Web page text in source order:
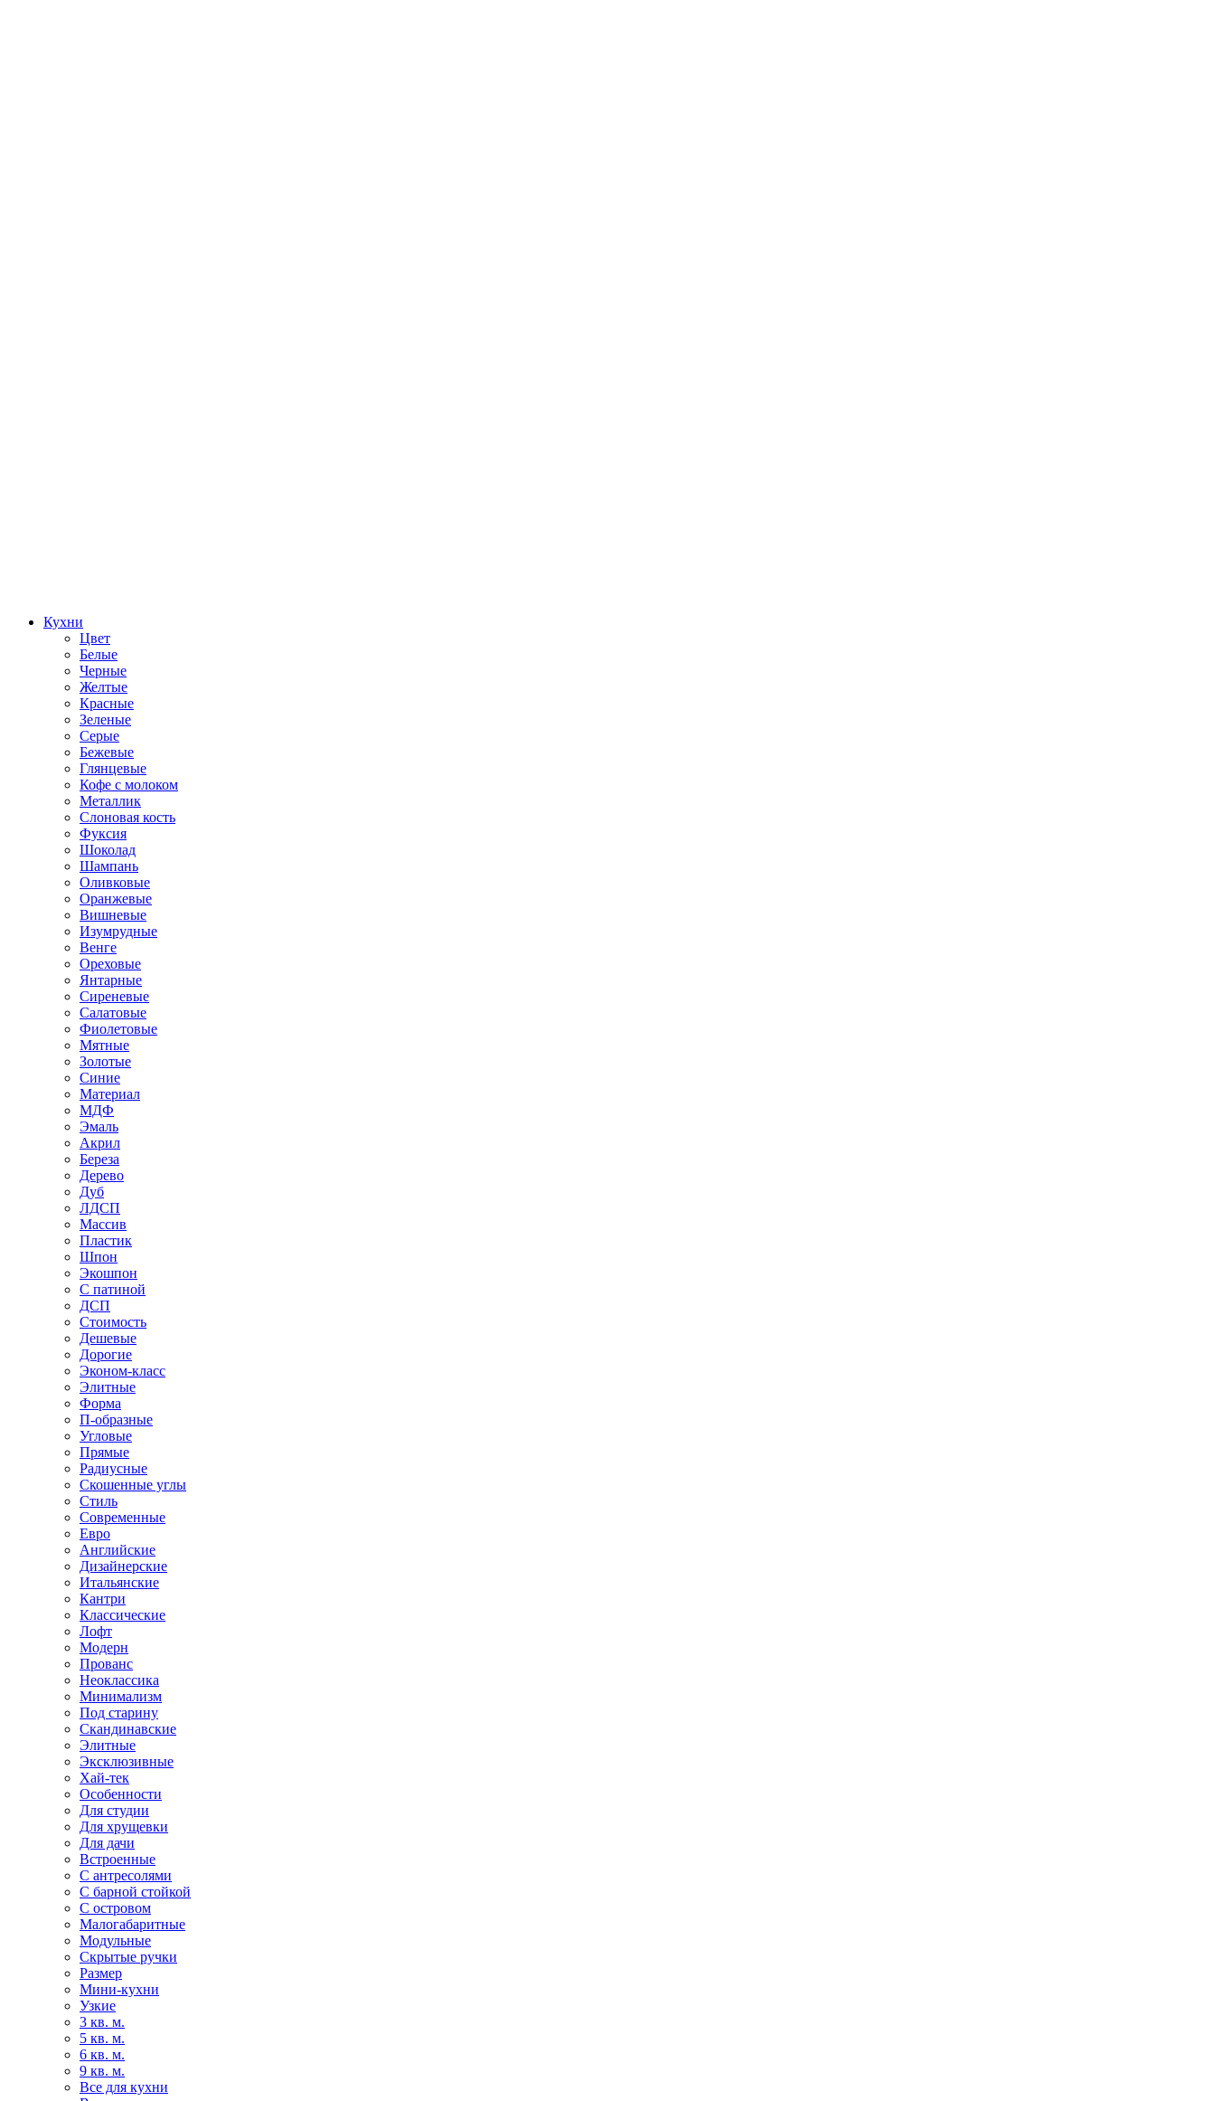
Кухни
Цвет
Белые
Черные
Желтые
Красные
Зеленые
Серые
Бежевые
Глянцевые
Кофе с молоком
Металлик
Слоновая кость
Фуксия
Шоколад
Шампань
Оливковые
Оранжевые
Вишневые
Изумрудные
Венге
Ореховые
Янтарные
Сиреневые
Салатовые
Фиолетовые
Мятные
Золотые
Синие
Материал
МДФ
Эмаль
Акрил
Береза
Дерево
Дуб
ЛДСП
Массив
Пластик
Шпон
Экошпон
С патиной
ДСП
Стоимость
Дешевые
Дорогие
Эконом-класс
Элитные
Форма
П-образные
Угловые
Прямые
Радиусные
Скошенные углы
Стиль
Современные
Евро
Английские
Дизайнерские
Итальянские
Кантри
Классические
Лофт
Модерн
Прованс
Неоклассика
Минимализм
Под старину
Скандинавские
Элитные
Эксклюзивные
Хай-тек
Особенности
Для студии
Для хрущевки
Для дачи
Встроенные
С антресолями
С барной стойкой
С островом
Малогабаритные
Модульные
Скрытые ручки
Размер
Мини-кухни
Узкие
3 кв. м.
5 кв. м.
6 кв. м.
9 кв. м.
Все для кухни